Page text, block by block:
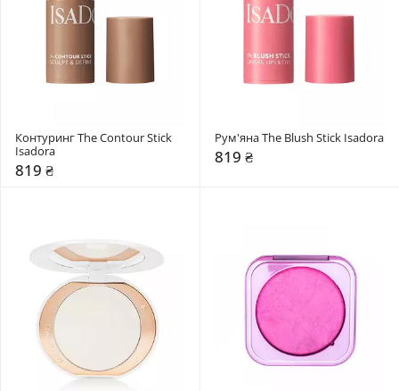
Контуринг The Contour Stick
Isadora
819 ₴
Рум'яна The Blush Stick Isadora
819 ₴